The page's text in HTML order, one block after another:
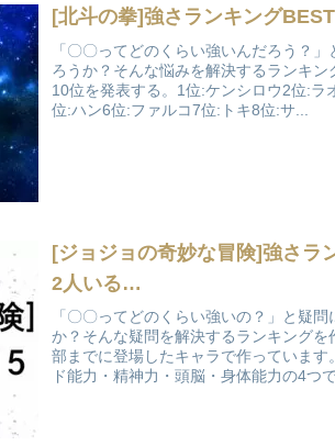
[北斗の拳]強さランキング
「〇〇ってどのくらい強いんだろう？
ろうか？そんな悩みを解決するランキ
10位を発表する。1位:ケンシロウ2位:ラ
位:ハン6位:ファルコ7位:トキ8位:サ...
[ジョジョの奇妙な冒険]強さラ
2人いる…
「〇〇ってどのくらい強いの？」と疑
か？そんな疑問を解決するランキング
部までに登場したキャラで作っていま
ド能力・精神力・頭脳・身体能力の4つ